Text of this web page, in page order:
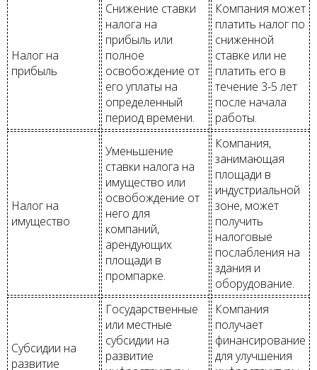
Налог на
прибыль
Снижение ставки
налога на
прибыль или
полное
освобождение от
его уплаты на
определенный
период времени.
Компания может
платить налог по
сниженной
ставке или не
платить его в
течение 3-5 лет
после начала
работы.
Налог на
имущество
Уменьшение
ставки налога на
имущество или
освобождение от
него для
компаний,
арендующих
площади в
промпарке.
Компания,
занимающая
площади в
индустриальной
зоне, может
получить
налоговые
послабления на
здания и
оборудование.
Субсидии на
развитие
Государственные
или местные
субсидии на
развитие
Компания
получает
финансирование
для улучшения